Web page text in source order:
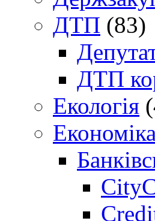
ДТП (83)
ДТП
Екологія
Економіка